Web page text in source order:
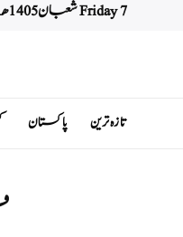
Friday 7 شعبان 1405 هـ - 7 August 2026
تازہ ترین پاکستان